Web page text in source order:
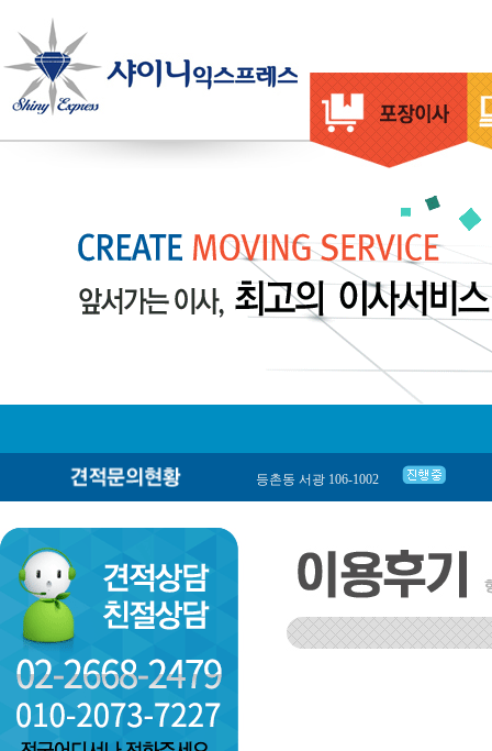
서울강서구 화곡동 우장산아이파크아파
등촌동 서광 106-1002